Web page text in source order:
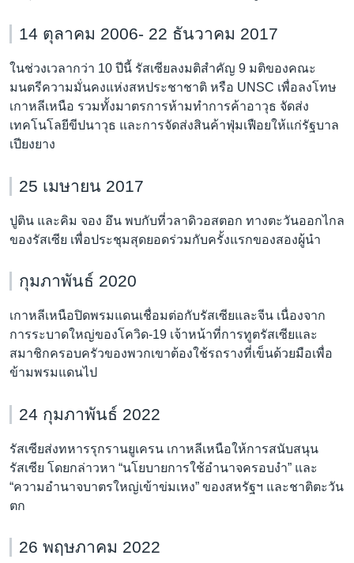
14 ตุลาคม 2006- 22 ธันวาคม 2017
ในช่วงเวลากว่า 10 ปีนี้ รัสเซียลงมติสำคัญ 9 มติของคณะ
มนตรีความมั่นคงแห่งสหประชาชาติ หรือ UNSC เพื่อลงโทษ
เกาหลีเหนือ รวมทั้งมาตรการห้ามทำการค้าอาวุธ จัดส่ง
เทคโนโลยีขีปนาวุธ และการจัดส่งสินค้าฟุ่มเฟือยให้แก่รัฐบาล
เปียงยาง
25 เมษายน 2017
ปูติน และคิม จอง อึน พบกับที่วลาดิวอสตอก ทางตะวันออกไกล
ของรัสเซีย เพื่อประชุมสุดยอดร่วมกับครั้งแรกของสองผู้นำ
กุมภาพันธ์ 2020
เกาหลีเหนือปิดพรมแดนเชื่อมต่อกับรัสเซียและจีน เนื่องจาก
การระบาดใหญ่ของโควิด-19 เจ้าหน้าที่การทูตรัสเซียและ
สมาชิกครอบครัวของพวกเขาต้องใช้รถรางที่เข็นด้วยมือเพื่อ
ข้ามพรมแดนไป
24 กุมภาพันธ์ 2022
รัสเซียส่งทหารรุกรานยูเครน เกาหลีเหนือให้การสนับสนุน
รัสเซีย โดยกล่าวหา “นโยบายการใช้อำนาจครอบงำ” และ
“ความอำนาจบาตรใหญ่เข้าข่มเหง” ของสหรัฐฯ และชาติตะวัน
ตก
26 พฤษภาคม 2022